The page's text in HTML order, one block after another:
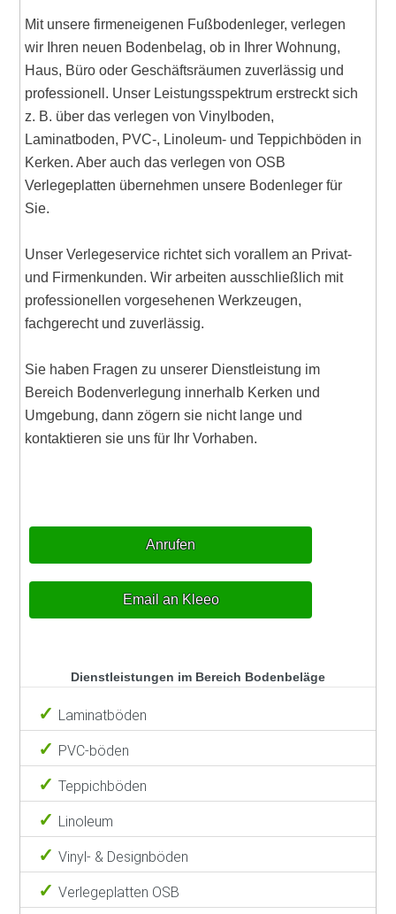
Mit unsere firmeneigenen Fußbodenleger, verlegen
wir Ihren neuen Bodenbelag, ob in Ihrer Wohnung,
Haus, Büro oder Geschäftsräumen zuverlässig und
professionell. Unser Leistungsspektrum erstreckt sich
z. B. über das verlegen von Vinylboden,
Laminatboden, PVC-, Linoleum- und Teppichböden in
Kerken. Aber auch das verlegen von OSB
Verlegeplatten übernehmen unsere Bodenleger für
Sie.
Unser Verlegeservice richtet sich vorallem an Privat-
und Firmenkunden. Wir arbeiten ausschließlich mit
professionellen vorgesehenen Werkzeugen,
fachgerecht und zuverlässig.
Sie haben Fragen zu unserer Dienstleistung im
Bereich Bodenverlegung innerhalb Kerken und
Umgebung, dann zögern sie nicht lange und
kontaktieren sie uns für Ihr Vorhaben.
Anrufen
Email an Kleeo
Dienstleistungen im Bereich Bodenbeläge
Laminatböden
PVC-böden
Teppichböden
Linoleum
Vinyl- & Designböden
Verlegeplatten OSB